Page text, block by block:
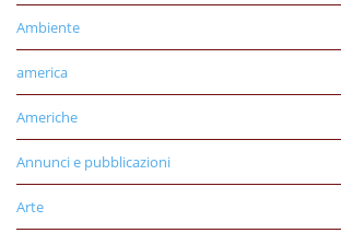
Ambiente
america
Americhe
Annunci e pubblicazioni
Arte